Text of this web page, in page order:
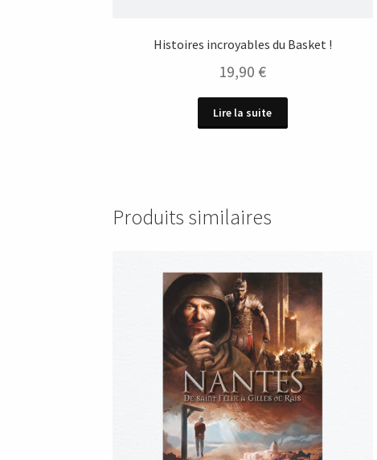
Histoires incroyables du Basket !
19,90 €
Lire la suite
Produits similaires